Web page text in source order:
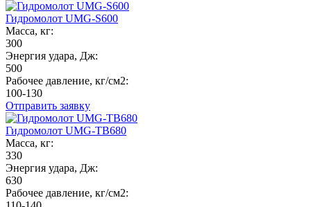
Гидромолот UMG-S600
Масса, кг:
300
Энергия удара, Дж:
500
Рабочее давление, кг/см2:
100-130
Отправить заявку
Гидромолот UMG-TB680
Масса, кг:
330
Энергия удара, Дж:
630
Рабочее давление, кг/см2: